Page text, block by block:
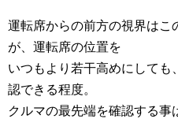
運転席からの前方の視界はこ
が、運転席の位置を
いつもより若干高めにしても
認できる程度。
クルマの最先端を確認する事